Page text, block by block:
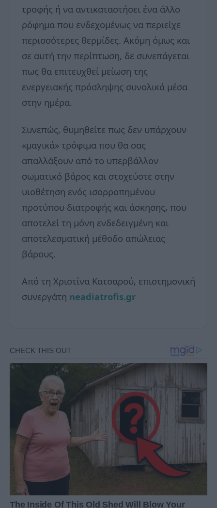
τροφής ή να αντικαταστήσει ένα άλλο
ρόφημα που ενδεχομένως να περιείχε
περισσότερες θερμίδες. Ακόμη όμως και
σε αυτή την περίπτωση, δε συνεπάγεται
πως θα επιτευχθεί μείωση της
ενεργειακής πρόσληψης συνολικά μέσα
στην ημέρα.
Συνεπώς, θυμηθείτε πως δεν υπάρχουν
«μαγικά» τρόφιμα που θα σας
απαλλάξουν από το υπερβάλλον
σωματικό βάρος και στοχεύστε στην
υιοθέτηση ενός ισορροπημένου
προτύπου διατροφής και άσκησης, που
αποτελεί τη μόνη ενδεδειγμένη και
αποτελεσματική μέθοδο απώλειας
βάρους.
Από τη Χριστίνα Κατσαρού, επιστημονική
συνεργάτη neadiatrofis.gr